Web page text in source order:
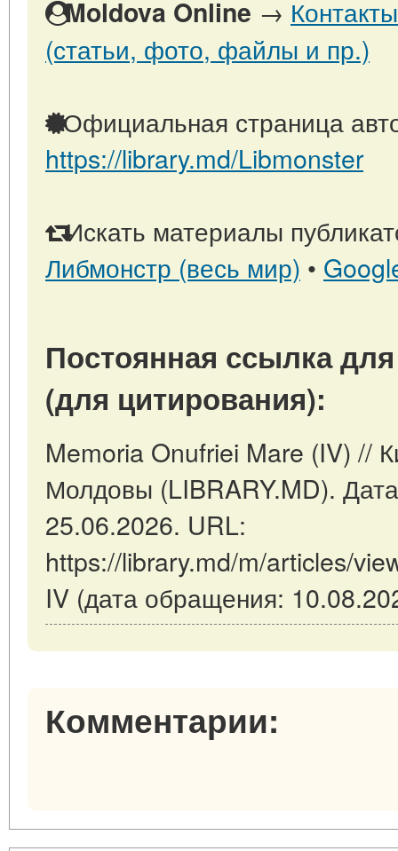
Moldova Online →
(статьи, фото, файлы и пр.)
Официальная страница
https://library.md/Libmonster
Искать материалы
Либмонстр (весь мир) •
Постоянная ссылка
(для цитирования):
Memoria Onufriei Mare (IV) //
Молдовы (LIBRARY.MD).
25.06.2026. URL:
https://library.md/m/articles/
IV (дата обращения:
Комментарии: